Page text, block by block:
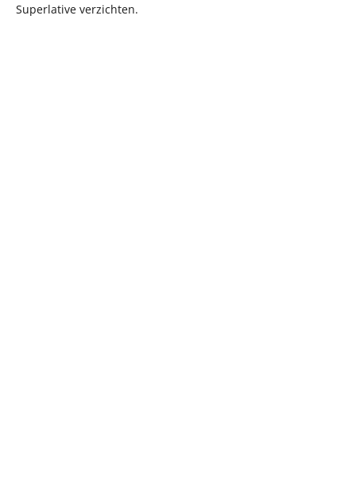
Superlative verzichten.